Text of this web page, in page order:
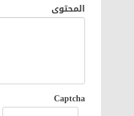
المحتوى
Captcha